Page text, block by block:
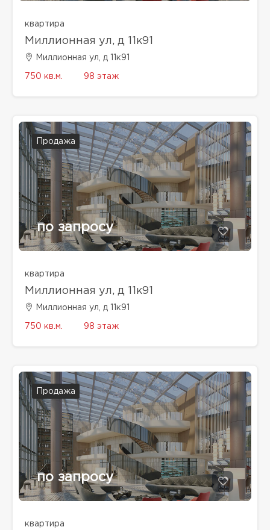
квартира
Миллионная ул, д 11к91
Миллионная ул, д 11к91
750 кв.м. 98 этаж
Продажа
по запросу
квартира
Миллионная ул, д 11к91
Миллионная ул, д 11к91
750 кв.м. 98 этаж
Продажа
по запросу
квартира